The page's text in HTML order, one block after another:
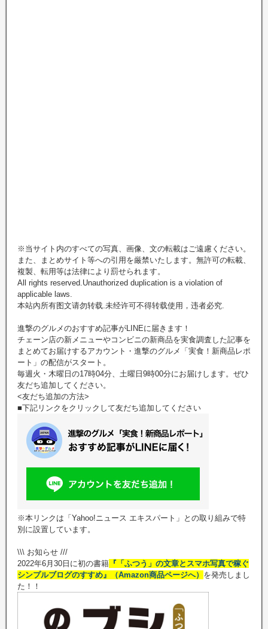
※当サイト内のすべての写真、画像、文の転載はご遠慮ください。
また、まとめサイト等への引用を厳禁いたします。無許可の転載、
複製、転用等は法律により罰せられます。
All rights reserved.Unauthorized duplication is a violation of
applicable laws.
本站內所有图文请勿转载.未经许可不得转载使用，违者必究.
進撃のグルメのおすすめ記事がLINEに届きます！
チェーン店の新メニューやコンビニの新商品を実食調査した記事を
まとめてお届けするアカウント・進撃のグルメ「実食！新商品レポ
ート」の配信がスタート。
毎週火・木曜日の17時04分、土曜日9時00分にお届けします。ぜひ
友だち追加してください。
<友だち追加の方法>
■下記リンクをクリックして友だち追加してください
※本リンクは「Yahoo!ニュース エキスパート」との取り組みで特
別に設置しています。
\\\ お知らせ ///
2022年6月30日に初の書籍 『「ふつう」の文章とスマホ写真で稼ぐ
シンプルブログのすすめ』（Amazon商品ページへ） を発売しまし
た！！